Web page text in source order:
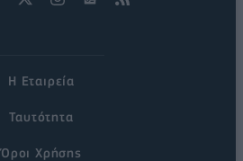
Η Εταιρεία
Ταυτότητα
Όροι Χρήσης